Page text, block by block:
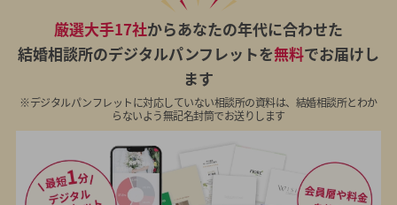
厳選大手17社からあなたの年代に合わせた
結婚相談所のデジタルパンフレットを無料でお届けし
ます
※デジタルパンフレットに対応していない相談所の資料は、結婚相談所とわか
らないよう無記名封筒でお送りします